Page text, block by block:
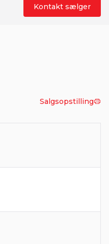
Kontakt sælger
Salgsopstilling